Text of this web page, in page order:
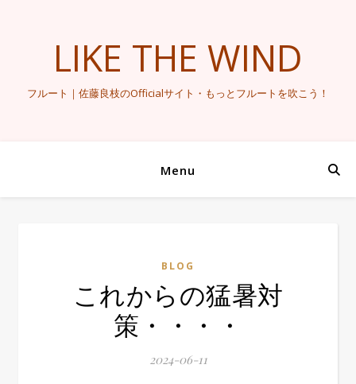
LIKE THE WIND
フルート｜佐藤良枝のOfficialサイト・もっとフルートを吹こう！
Menu
BLOG
これからの猛暑対
策・・・・
2024-06-11